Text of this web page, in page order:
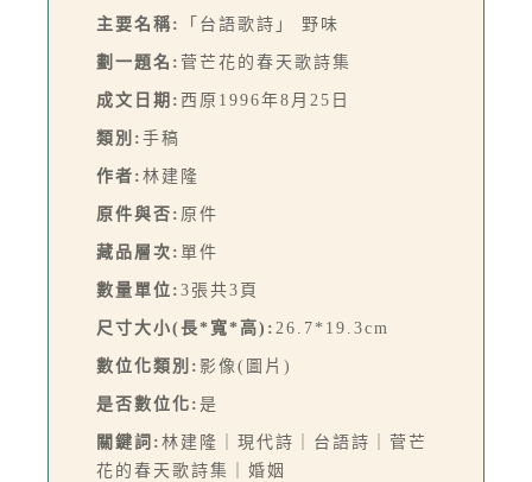
主要名稱: 「台語歌詩」 野味
劃一題名: 菅芒花的春天歌詩集
成文日期: 西原1996年8月25日
類別: 手稿
作者: 林建隆
原件與否: 原件
藏品層次: 單件
數量單位: 3張共3頁
尺寸大小(長*寬*高): 26.7*19.3cm
數位化類別: 影像(圖片)
是否數位化: 是
關鍵詞: 林建隆｜現代詩｜台語詩｜菅芒
花的春天歌詩集｜婚姻